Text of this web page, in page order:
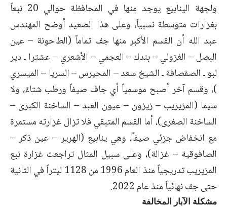
ولجهة الينابيع يوجد منها في المحافظة حوالي 20 نبعاً
بغزارات متوسطة نسبياً، وعلى هذا الصعيد أوضح المهندس
عبد الله أن القسم الأكبر منها جف تماماً (الطاحونة – عين
البصل – الغزولي – بندك – العجمي – الأشعري – عشترا ـ دير
لبو ـ الصفصافة ـ الشيخ سعد – المحيرس – السريا – الميسري
)، وقسم آخر أصبح موسمياً أي جاف صيفاً ورطب شتاءً، ولا
سيما (المزيريب – زيزون – عيون العبد – الساخنة الكبرى –
الساخنة الصغرى)، أما القسم المتبقي فلا تزال غزارته مستمرة
مع انخفاض جزئي صيفاً، وهي ينابيع (الهرير – عين ذكر –
الصافوقية – غزالة)، وعلى سبيل المثال تراجعت غزارة نبع
المزيريب تدريجياً منذ العام 1996 من 1128 ليتراً في الثانية
حتى جف نهائياً منذ عام 2022.
مشكلة الآبار المخالفة